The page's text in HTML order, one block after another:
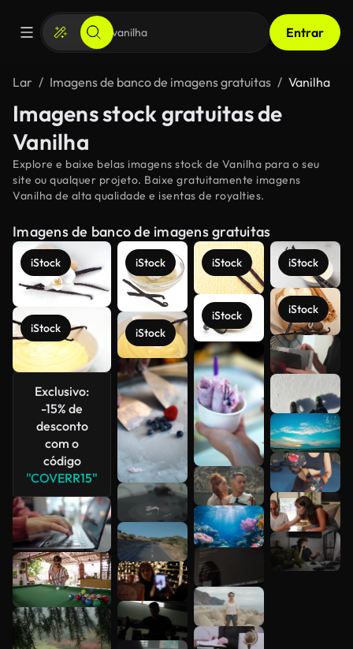
Entrar
Lar Imagens de banco de imagens gratuitas Vanilha
Imagens stock gratuitas de
Vanilha
Explore e baixe belas imagens stock de Vanilha para o seu
site ou qualquer projeto. Baixe gratuitamente imagens
Vanilha de alta qualidade e isentas de royalties.
Imagens de banco de imagens gratuitas
iStock
iStock
Exclusivo:
-15% de
desconto
com o
código
"COVERR15"
iStock
iStock
iStock
iStock
iStock
iStock
Veja mais